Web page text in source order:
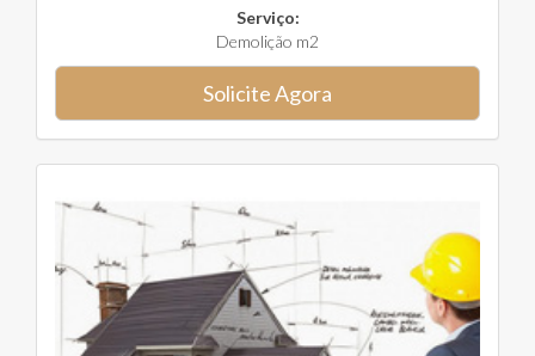
Serviço:
Demolição m2
Solicite Agora